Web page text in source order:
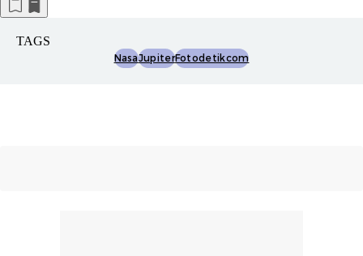
TAGS
NasaJupiterFotodetikcom